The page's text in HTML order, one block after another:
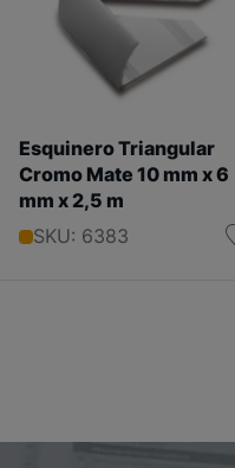
Esquinero Triangular
Cromo Mate 10 mm x 6
mm x 2,5 m
SKU: 6383